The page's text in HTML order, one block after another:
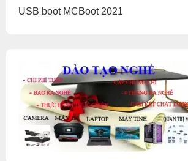
USB boot MCBoot 2021